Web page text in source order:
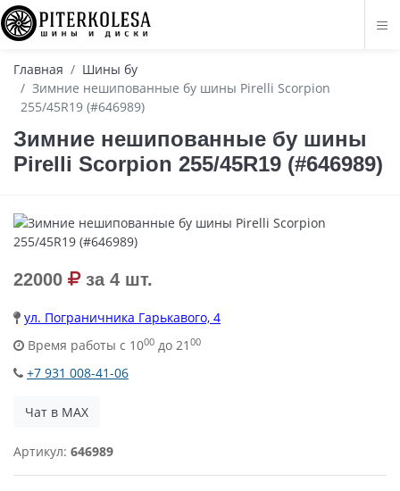
Главная
Шины бу
Зимние нешипованные бу шины Pirelli Scorpion
255/45R19 (#646989)
Зимние нешипованные бу шины
Pirelli Scorpion 255/45R19 (#646989)
22000 за 4 шт.
ул. Пограничника Гарькавого, 4
Время работы с 1000 до 21 00
+7 931 008-41-06
Чат в MAX
Артикул: 646989